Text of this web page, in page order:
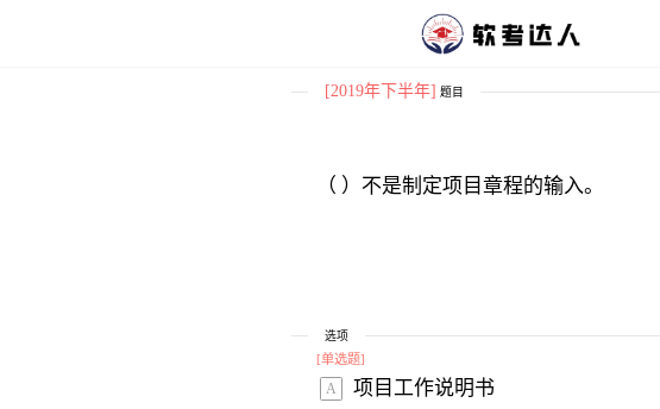
[2019年下半年] 题目
（ ）不是制定项目章程的输入。
选项
[单选题]
A 项目工作说明书